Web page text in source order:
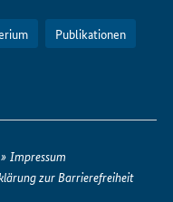
Publikationen
Impressum
zur Barrierefreiheit